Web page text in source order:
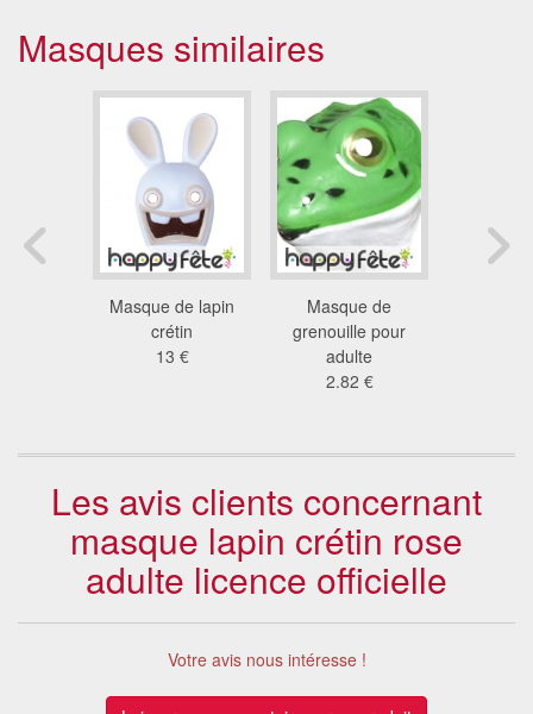
Masques similaires
Masque de lapin
crétin
13 €
Masque de
grenouille pour
adulte
2.82 €
Les avis clients concernant
masque lapin crétin rose
adulte licence officielle
Votre avis nous intéresse !